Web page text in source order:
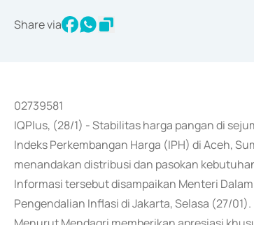
Share via
02739581
IQPlus, (28/1) - Stabilitas harga pangan di
Indeks Perkembangan Harga (IPH) di Aceh,
menandakan distribusi dan pasokan
Informasi tersebut disampaikan Menteri
Pengendalian Inflasi di Jakarta, Selasa (27/01).